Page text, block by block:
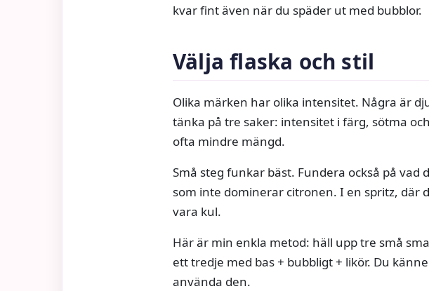
kvar fint även när du späder ut med bubblor.
Välja flaska och stil
Olika märken har olika intensitet. Några är
tänka på tre saker: intensitet i färg, sötma
ofta mindre mängd.
Små steg funkar bäst. Fundera också på
som inte dominerar citronen. I en spritz, där
vara kul.
Här är min enkla metod: häll upp tre små
ett tredje med bas + bubbligt + likör. Du
använda den.